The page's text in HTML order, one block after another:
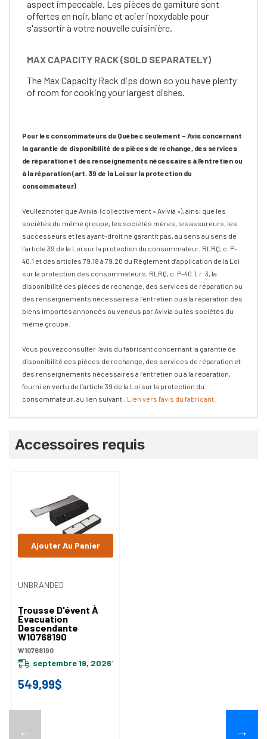
aspect impeccable. Les pièces de garniture sont
offertes en noir, blanc et acier inoxydable pour
s'assortir à votre nouvelle cuisinière.
MAX CAPACITY RACK (SOLD SEPARATELY)
The Max Capacity Rack dips down so you have plenty
of room for cooking your largest dishes.
Pour les consommateurs du Québec seulement – Avis concernant
la garantie de disponibilité des pièces de rechange, des services
de réparation et des renseignements nécessaires à l’entretien ou
à la réparation (art. 39 de la Loi sur la protection du
consommateur)
Veullez noter que Avivia, (collectivement « Avivia »), ainsi que les
sociétés du même groupe, les sociétés mères, les assureurs, les
successeurs et les ayant-droit ne garantit pas, au sens au sens de
l’article 39 de la Loi sur la protection du consommateur, RLRQ, c. P-
40.1 et des articles 79.18 à 79.20 du Règlement d’application de la Loi
sur la protection des consommateurs, RLRQ, c. P-40.1, r. 3, la
disponibilité des pièces de rechange, des services de réparation ou
des renseignements nécessaires à l’entretien ou à la réparation des
biens importés annoncés ou vendus par Avivia ou les sociétés du
même groupe.
Vous pouvez consulter l'avis du fabricant concernant la garantie de
disponibilité des pièces de rechange, des services de réparation et
des renseignements nécessaires à l’entretien ou à la réparation,
fourni en vertu de l’article 39 de la Loi sur la protection du
consommateur, au lien suivant : Lien vers l'avis du fabricant
Accessoires requis
←
UNBRANDED
Trousse D'évent À
Évacuation
Descendante
W10768190
W10768190
septembre 19, 2026*
549,99$
Ajouter Au Panier
→